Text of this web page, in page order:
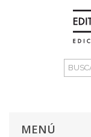
MENÚ